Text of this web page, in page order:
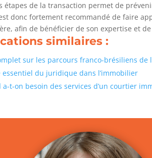
étapes de la transaction permet de
donc fortement recommandé de faire
afin de bénéficier de son expertise et
similaires :
sur les parcours franco-brésiliens
essentiel du juridique dans l’immobilier
a-t-on besoin des services d’un courtier